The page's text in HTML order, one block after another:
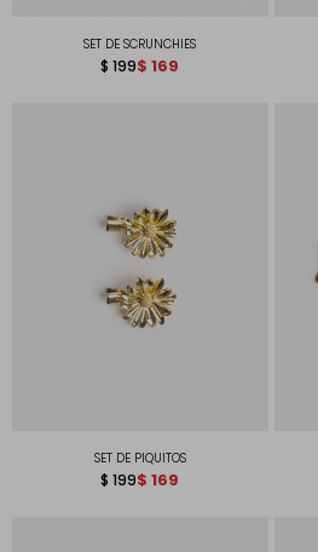
SET DE SCRUNCHIES
$ 199$ 169
SET DE PIQUITOS
$ 199$ 169